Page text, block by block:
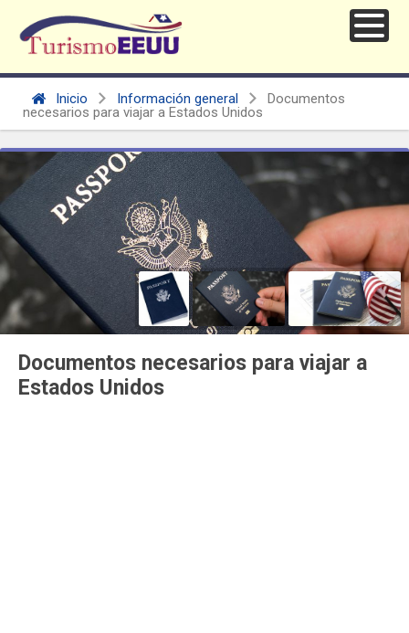
Inicio Información general
Documentos
necesarios para viajar a Estados Unidos
Documentos necesarios para viajar a
Estados Unidos